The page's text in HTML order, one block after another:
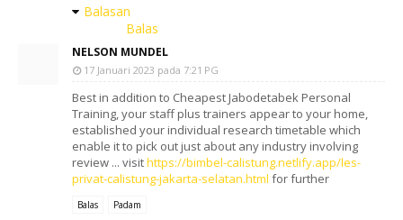
Balasan
Balas
NELSON MUNDEL
17 Januari 2023 pada 7:21 PG
Best in addition to Cheapest Jabodetabek Personal
Training, your staff plus trainers appear to your home,
established your individual research timetable which
enable it to pick out just about any industry involving
review ... visithttps://bimbel-calistung.netlify.app/les-
privat-calistung-jakarta-selatan.html for further
Balas Padam